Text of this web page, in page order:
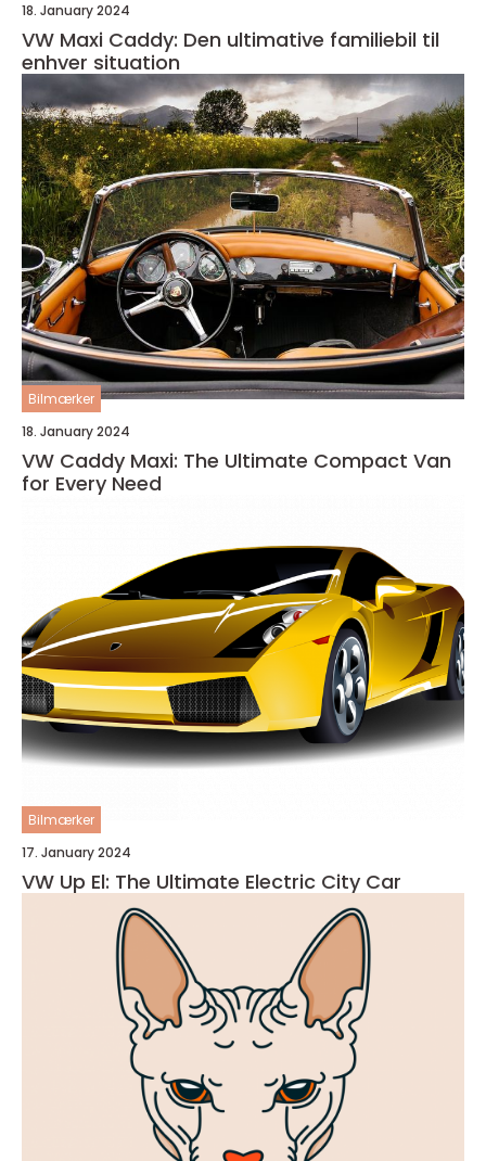
18. January 2024
VW Maxi Caddy: Den ultimative familiebil til
enhver situation
Bilmærker
18. January 2024
VW Caddy Maxi: The Ultimate Compact Van
for Every Need
Bilmærker
17. January 2024
VW Up El: The Ultimate Electric City Car